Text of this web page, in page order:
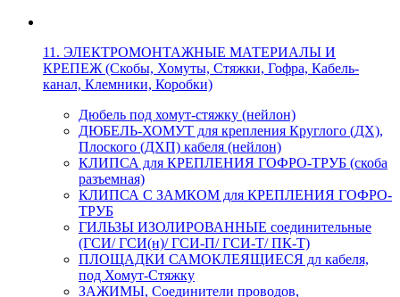
11. ЭЛЕКТРОМОНТАЖНЫЕ МАТЕРИАЛЫ И
КРЕПЕЖ (Скобы, Хомуты, Стяжки, Гофра, Кабель-
канал, Клемники, Коробки)
Дюбель под хомут-стяжку (нейлон)
ДЮБЕЛЬ-ХОМУТ для крепления Круглого (ДХ),
Плоского (ДХП) кабеля (нейлон)
КЛИПСА для КРЕПЛЕНИЯ ГОФРО-ТРУБ (скоба
разъемная)
КЛИПСА С ЗАМКОМ для КРЕПЛЕНИЯ ГОФРО-
ТРУБ
ГИЛЬЗЫ ИЗОЛИРОВАННЫЕ соединительные
(ГСИ/ ГСИ(н)/ ГСИ-П/ ГСИ-Т/ ПК-Т)
ПЛОЩАДКИ САМОКЛЕЯЩИЕСЯ дл кабеля,
под Хомут-Стяжку
ЗАЖИМЫ, Соединители проводов,